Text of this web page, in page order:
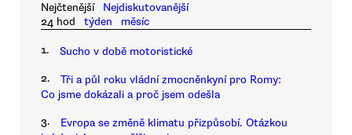
Nejčtenější
Nejdiskutovanější
24 hod
týden měsíc
1. Sucho v době motoristické
2.
Tři a půl roku vládní zmocněnkyní pro Romy:
Co jsme dokázali a proč jsem odešla
3.
Evropa se změně klimatu přizpůsobí. Otázkou